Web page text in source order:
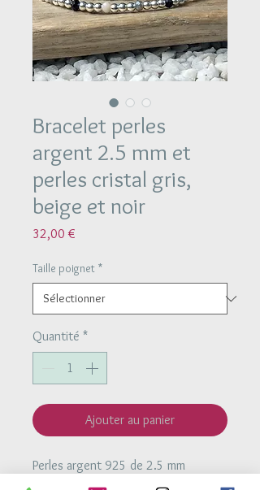
Bracelet perles
argent 2.5 mm et
perles cristal gris,
beige et noir
32,00 €
Taille poignet *
Quantité *
Ajouter au panier
Perles argent 925 de 2.5 mm
Perles cristal beige, gris et